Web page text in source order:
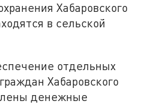
Хабаровского
в сельской
отдельных
Хабаровского
денежные